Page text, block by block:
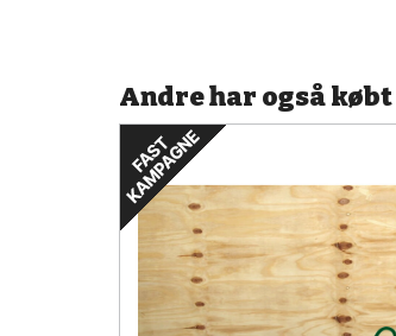
Andre har også købt